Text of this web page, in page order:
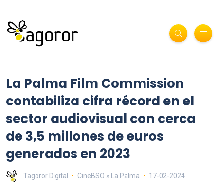
La Palma Film Commission
contabiliza cifra récord en el
sector audiovisual con cerca
de 3,5 millones de euros
generados en 2023
Tagoror Digital CineBSO » La Palma 17-02-2024